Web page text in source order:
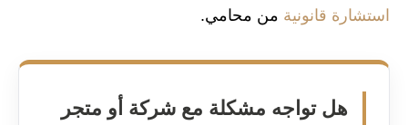
استشارة قانونية من محامي.
هل تواجه مشكلة مع شركة أو متجر